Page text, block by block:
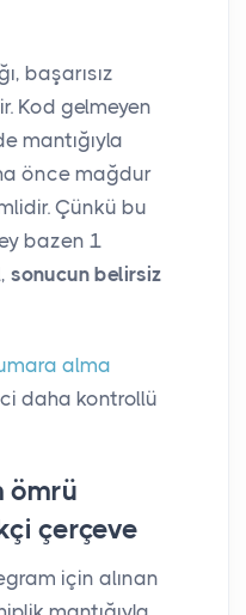
başarısız
Kod gelmeyen
mantığıyla
önce mağdur
Çünkü bu
bazen 1
sonucun belirsiz
alma
daha kontrollü
ömrü
çerçeve
için alınan